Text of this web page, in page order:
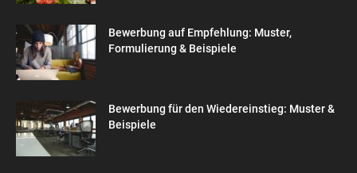
Bewerbung auf Empfehlung: Muster,
Formulierung & Beispiele
Bewerbung für den Wiedereinstieg: Muster &
Beispiele